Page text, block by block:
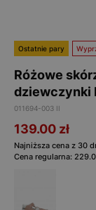
Ostatnie pary
Różowe
dziewczynki
011694-003 II
139.00 zł
Najniższa cena z 30
Cena regularna: